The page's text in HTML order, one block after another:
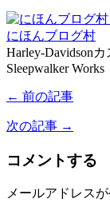
にほんブログ村
Harley-Davidson
Sleepwalker Works
← 前の記事
次の記事 →
コメントする
メールアドレス